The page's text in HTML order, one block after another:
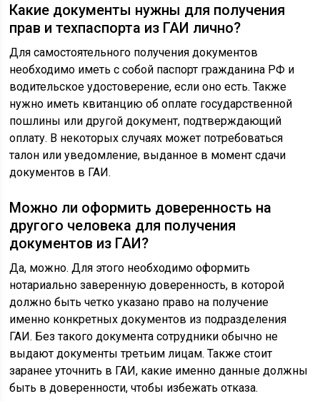
Какие документы нужны для получения
прав и техпаспорта из ГАИ лично?
Для самостоятельного получения документов
необходимо иметь с собой паспорт гражданина РФ и
водительское удостоверение, если оно есть. Также
нужно иметь квитанцию об оплате государственной
пошлины или другой документ, подтверждающий
оплату. В некоторых случаях может потребоваться
талон или уведомление, выданное в момент сдачи
документов в ГАИ.
Можно ли оформить доверенность на
другого человека для получения
документов из ГАИ?
Да, можно. Для этого необходимо оформить
нотариально заверенную доверенность, в которой
должно быть четко указано право на получение
именно конкретных документов из подразделения
ГАИ. Без такого документа сотрудники обычно не
выдают документы третьим лицам. Также стоит
заранее уточнить в ГАИ, какие именно данные должны
быть в доверенности, чтобы избежать отказа.